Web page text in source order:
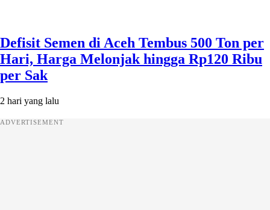
Defisit Semen di Aceh Tembus 500 Ton per
Hari, Harga Melonjak hingga Rp120 Ribu
per Sak
2 hari yang lalu
ADVERTISEMENT